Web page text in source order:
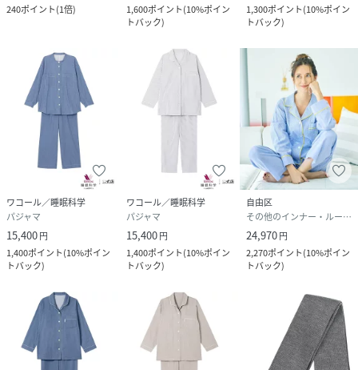
240ポイント(1倍)
1,600ポイント(10%ポイン
トバック)
1,300ポイント(10%ポイン
トバック)
ワコール／睡眠科学
パジャマ
15,400円
1,400ポイント(10%ポイン
トバック)
ワコール／睡眠科学
パジャマ
15,400円
1,400ポイント(10%ポイン
トバック)
自由区
その他のインナー・ルームウェア
24,970円
2,270ポイント(10%ポイン
トバック)